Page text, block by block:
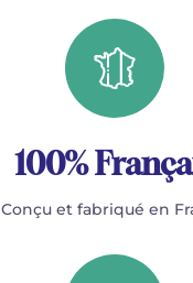
100%
Conçu et fabriqué en